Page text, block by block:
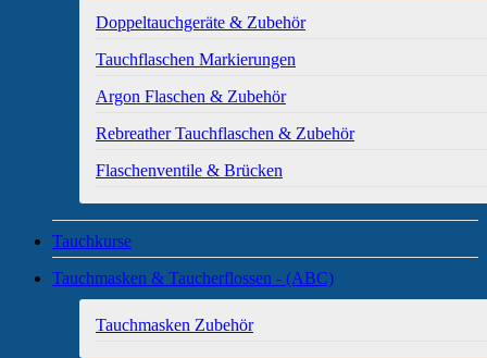
Doppeltauchgeräte & Zubehör
Tauchflaschen Markierungen
Argon Flaschen & Zubehör
Rebreather Tauchflaschen & Zubehör
Flaschenventile & Brücken
Tauchkurse
Tauchmasken & Taucherflossen - (ABC)
Tauchmasken Zubehör